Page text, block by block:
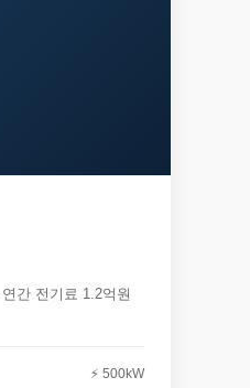
간 전기료 1.2억원
⚡ 500kW